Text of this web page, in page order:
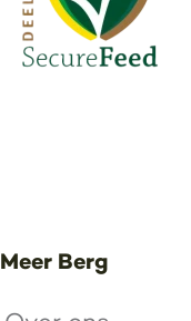
Meer Berg